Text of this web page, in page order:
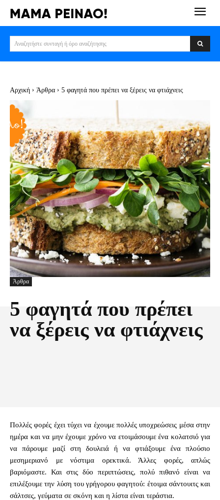
Αναζητήστε συνταγή ή όρο αναζήτησης
Αρχική Άρθρα 5 φαγητά που πρέπει να ξέρεις να φτιάχνεις
Άρθρα
5 φαγητά που πρέπει
να ξέρεις να φτιάχνεις
Πολλές φορές έχει τύχει να έχουμε πολλές υποχρεώσεις μέσα στην
ημέρα και να μην έχουμε χρόνο να ετοιμάσουμε ένα κολατσιό για
να πάρουμε μαζί στη δουλειά ή να φτιάξουμε ένα πλούσιο
μεσημεριανό με νόστιμα ορεκτικά. Άλλες φορές, απλώς
βαριόμαστε. Και στις δύο περιπτώσεις, πολύ πιθανό είναι να
επιλέξουμε την λύση του γρήγορου φαγητού: έτοιμα σάντουιτς και
σάλτσες, γεύματα σε σκόνη και η λίστα είναι τεράστια.